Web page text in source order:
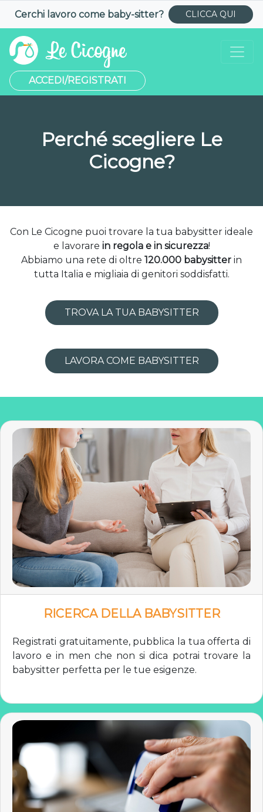
Cerchi lavoro come baby-sitter? CLICCA QUI
ACCEDI/REGISTRATI
Perché scegliere Le
Cicogne?
Con Le Cicogne puoi trovare la tua babysitter ideale
e lavorare in regola e in sicurezza!
Abbiamo una rete di oltre 120.000 babysitter in
tutta Italia e migliaia di genitori soddisfatti.
TROVA LA TUA BABYSITTER
LAVORA COME BABYSITTER
RICERCA DELLA BABYSITTER
Registrati gratuitamente, pubblica la tua offerta di
lavoro e in men che non si dica potrai trovare la
babysitter perfetta per le tue esigenze.